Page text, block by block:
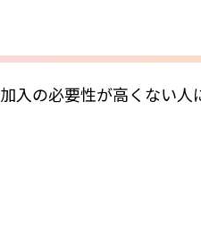
入の必要性が高くない人